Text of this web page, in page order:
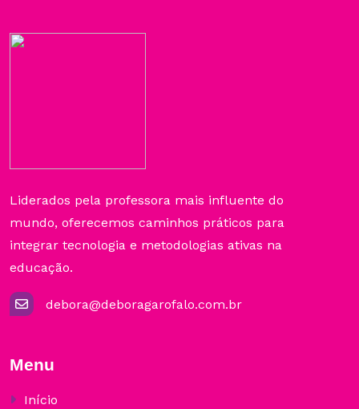
Liderados pela professora mais influente do
mundo, oferecemos caminhos práticos para
integrar tecnologia e metodologias ativas na
educação.
debora@deboragarofalo.com.br
Menu
Início